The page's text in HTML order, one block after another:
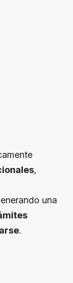
,
una
.